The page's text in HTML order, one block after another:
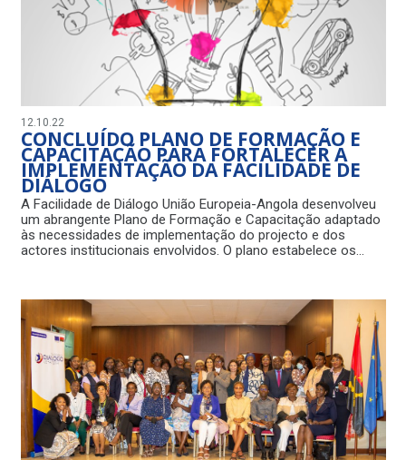
12.10.22
CONCLUÍDO PLANO DE FORMAÇÃO E
CAPACITAÇÃO PARA FORTALECER A
IMPLEMENTAÇÃO DA FACILIDADE DE
DIÁLOGO
A Facilidade de Diálogo União Europeia-Angola desenvolveu
um abrangente Plano de Formação e Capacitação adaptado
às necessidades de implementação do projecto e dos
actores institucionais envolvidos. O plano estabelece os…